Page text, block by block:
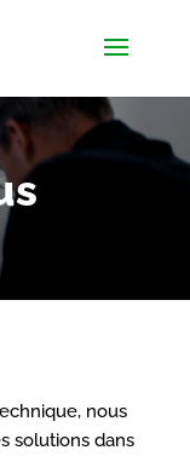
nous
solutions dans